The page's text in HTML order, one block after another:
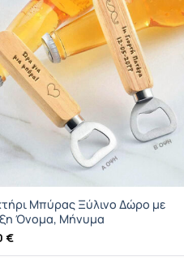
Μπύρας Ξύλινο Δώρο με
Όνομα, Μήνυμα
€